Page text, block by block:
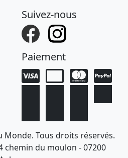
Suivez-nous
Paiement
Monde. Tous droits réservés.
chemin du moulon - 07200